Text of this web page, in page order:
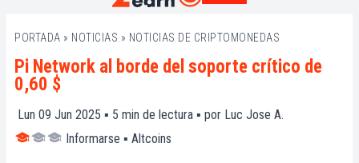
PORTADA » NOTICIAS » NOTICIAS DE CRIPTOMONEDAS
Pi Network al borde del soporte crítico de
0,60 $
Lun 09 Jun 2025 ▪ 5 min de lectura ▪ por Luc Jose A.
Informarse ▪ Altcoins